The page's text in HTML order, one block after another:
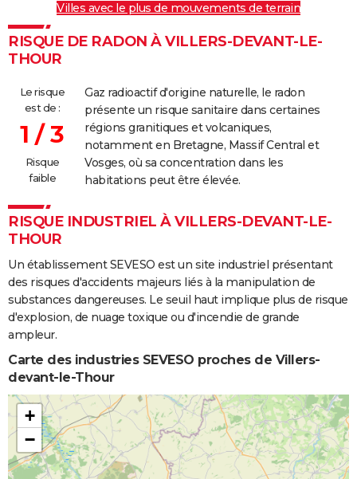
Villes avec le plus de mouvements de terrain
RISQUE DE RADON À VILLERS-DEVANT-LE-
THOUR
Le risque
est de :
1 / 3
Risque
faible
Gaz radioactif d'origine naturelle, le radon
présente un risque sanitaire dans certaines
régions granitiques et volcaniques,
notamment en Bretagne, Massif Central et
Vosges, où sa concentration dans les
habitations peut être élevée.
RISQUE INDUSTRIEL À VILLERS-DEVANT-LE-
THOUR
Un établissement SEVESO est un site industriel présentant
des risques d'accidents majeurs liés à la manipulation de
substances dangereuses. Le seuil haut implique plus de risque
d'explosion, de nuage toxique ou d'incendie de grande
ampleur.
Carte des industries SEVESO proches de Villers-
devant-le-Thour
+
−